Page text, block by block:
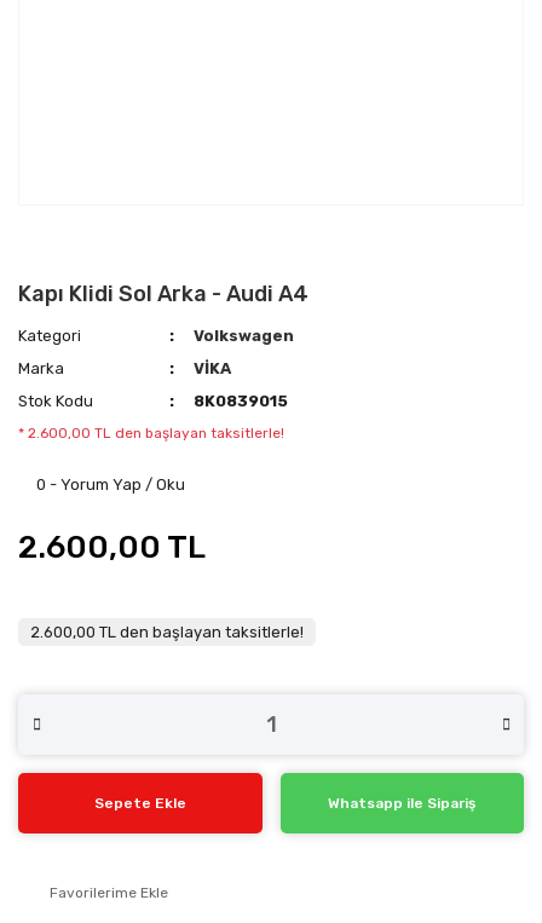
Kapı Klidi Sol Arka - Audi A4
Kategori
Volkswagen
Marka
VİKA
Stok Kodu
8K0839015
* 2.600,00 TL den başlayan taksitlerle!
0 - Yorum Yap / Oku
2.600,00 TL
2.600,00 TL den başlayan taksitlerle!
Sepete Ekle Whatsapp ile Sipariş